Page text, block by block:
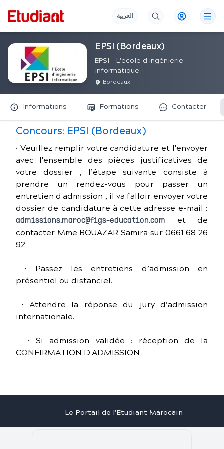
العربية
EPSI (Bordeaux)
EPSI - L'ecole d'ingénierie
informatique
Bordeaux
Informations Formations Contacter
Concours: EPSI (Bordeaux)
• Veuillez remplir votre candidature et l'envoyer
avec l'ensemble des pièces justificatives de
votre dossier , l’étape suivante consiste à
prendre un rendez-vous pour passer un
entretien d'admission , il va falloir envoyer votre
dossier de candidature à cette adresse e-mail :
admissions.maroc@figs-education.com
et de
contacter Mme BOUAZAR Samira sur 0661 68 26
92
• Passez les entretiens d’admission en
présentiel ou distanciel.
• Attendre la réponse du jury d’admission
internationale.
• Si admission validée : réception de la
CONFIRMATION D'ADMISSION
Le Portail de l'Etudiant Marocain